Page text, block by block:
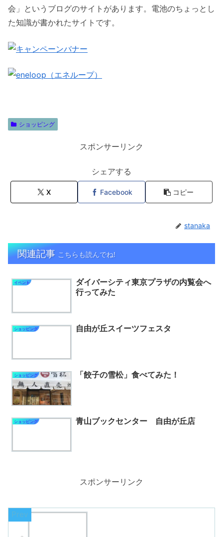
会」というブログのサイトがあります。電池のちょっとし
た知識が書かれたサイトです。
ショッピング
スポンサーリンク
シェアする
X Facebook コピー
stanaka
関連記事 こちらも読んでね!
イベント
ダイバーシティ東京プラザの内覧会へ
行ってみた
ショッピング 自由が丘スイーツフェスタ
ショッピング 「餃子の雪松」食べてみた！
ショッピング 青山ブックセンター 自由が丘店
スポンサーリンク